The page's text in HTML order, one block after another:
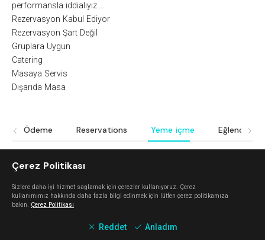
performansla iddialıyız....
Rezervasyon Kabul Ediyor
Rezervasyon Şart Değil
Gruplara Uygun
Catering
Masaya Servis
Dışarıda Masa
Ödeme Reservations Yeme içme Eğlence
^ Kokteyl
^ Şarap
Çerez Politikası
Sizlere daha iyi hizmet sağlamak için çerezler kullanıyoruz. Çerez
kullanımımız hakkında daha fazla bilgi edinmek için lütfen çerez politikamıza
bakın. Çerez Politikası
Reddet Anladım